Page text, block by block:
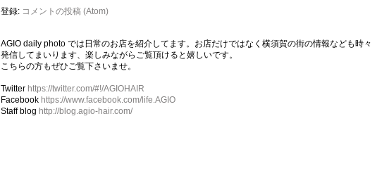
登録: コメントの投稿 (Atom)
AGIO daily photo では日常のお店を紹介してます。お店だけではなく横須賀の街の情報なども時々
発信してまいります、楽しみながらご覧頂けると嬉しいです。
こちらの方もぜひご覧下さいませ。
Twitter https://twitter.com/#!/AGIOHAIR
Facebook https://www.facebook.com/life.AGIO
Staff blog http://blog.agio-hair.com/